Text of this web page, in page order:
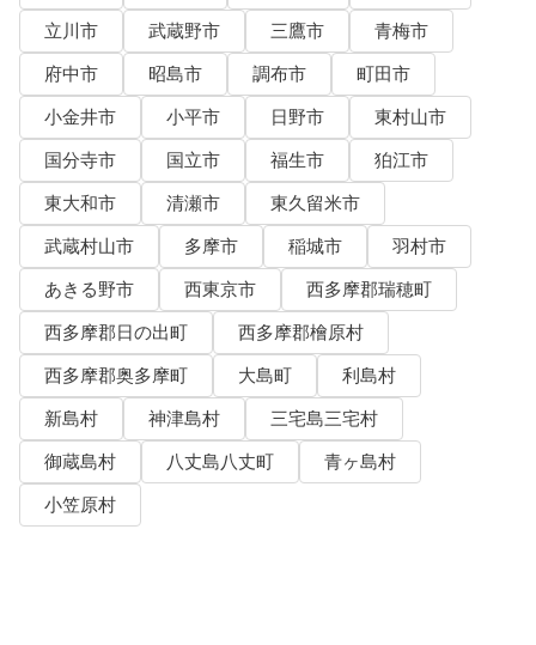
立川市
武蔵野市 三鷹市
青梅市
府中市
昭島市 調布市
町田市
小金井市
小平市 日野市
東村山市
国分寺市
国立市 福生市
狛江市
東大和市
清瀬市
東久留米市
武蔵村山市
多摩市 稲城市
羽村市
あきる野市
西東京市
西多摩郡瑞穂町
西多摩郡日の出町
西多摩郡檜原村
西多摩郡奥多摩町
大島町
利島村
新島村
神津島村
三宅島三宅村
御蔵島村
八丈島八丈町
青ヶ島村
小笠原村